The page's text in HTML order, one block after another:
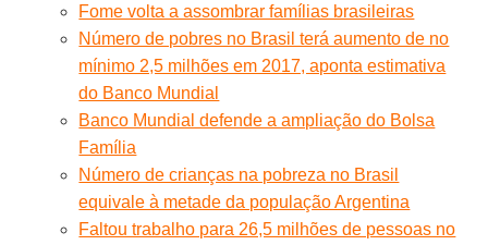
Fome volta a assombrar famílias brasileiras
Número de pobres no Brasil terá aumento de no
mínimo 2,5 milhões em 2017, aponta estimativa
do Banco Mundial
Banco Mundial defende a ampliação do Bolsa
Família
Número de crianças na pobreza no Brasil
equivale à metade da população Argentina
Faltou trabalho para 26,5 milhões de pessoas no